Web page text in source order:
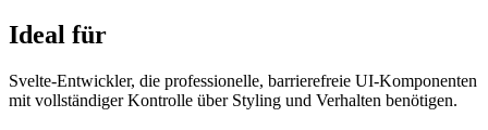
Ideal für
Svelte-Entwickler, die professionelle, barrierefreie UI-Komponenten
mit vollständiger Kontrolle über Styling und Verhalten benötigen.